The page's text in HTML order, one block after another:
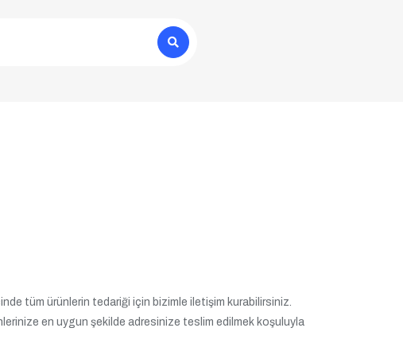
tüm ürünlerin tedariği için bizimle iletişim kurabilirsiniz.
en uygun şekilde adresinize teslim edilmek koşuluyla